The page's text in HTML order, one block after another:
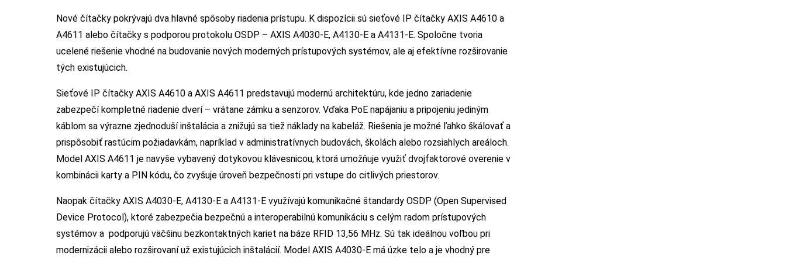
Nové čítačky pokrývajú dva hlavné spôsoby riadenia prístupu. K dispozícii sú sieťové IP čítačky AXIS A4610 a
A4611 alebo čítačky s podporou protokolu OSDP – AXIS A4030-E, A4130-E a A4131-E. Spoločne tvoria
ucelené riešenie vhodné na budovanie nových moderných prístupových systémov, ale aj efektívne rozširovanie
tých existujúcich.
Sieťové IP čítačky AXIS A4610 a AXIS A4611 predstavujú modernú architektúru, kde jedno zariadenie
zabezpečí kompletné riadenie dverí – vrátane zámku a senzorov. Vďaka PoE napájaniu a pripojeniu jediným
káblom sa výrazne zjednoduší inštalácia a znižujú sa tiež náklady na kabeláž. Riešenia je možné ľahko škálovať a
prispôsobiť rastúcim požiadavkám, napríklad v administratívnych budovách, školách alebo rozsiahlych areáloch.
Model AXIS A4611 je navyše vybavený dotykovou klávesnicou, ktorá umožňuje využiť dvojfaktorové overenie v
kombinácii karty a PIN kódu, čo zvyšuje úroveň bezpečnosti pri vstupe do citlivých priestorov.
Naopak čítačky AXIS A4030-E, A4130-E a A4131-E využívajú komunikačné štandardy OSDP (Open Supervised
Device Protocol), ktoré zabezpečia bezpečnú a interoperabilnú komunikáciu s celým radom prístupových
systémov a podporujú väčšinu bezkontaktných kariet na báze RFID 13,56 MHz. Sú tak ideálnou voľbou pri
modernizácii alebo rozširovaní už existujúcich inštalácií. Model AXIS A4030-E má úzke telo a je vhodný pre